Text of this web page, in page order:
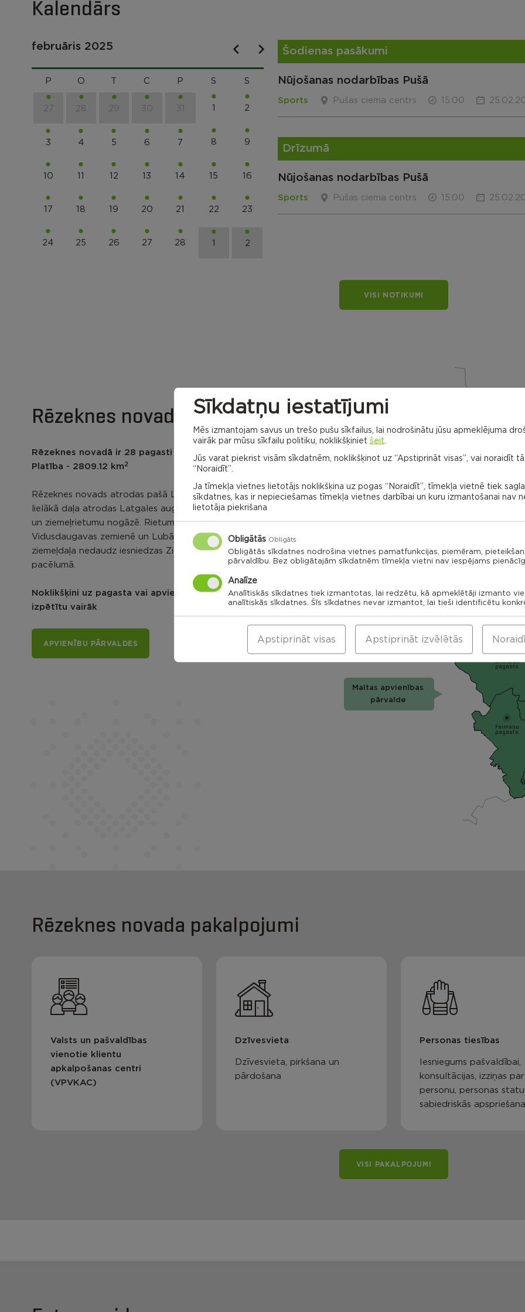
Kalendārs
februāris 2025
P O C P S S
27 28 29 30 31 1 2
3 4 5 6 7 8 9
10 11 12 13 14 15 16
17 18 19 20 21 22 23
24 25 26 27 28 1 2
Šodienas pasākumi
Nūjošanas nodarbības Pušā
Sports Pušas ciema centrs 15:00
Drīzumā
Nūjošanas nodarbības Pušā
Sports Pušas ciema centrs 15:00
VISI NOTIKUMI
Rēzeknes novada karte
Rēzeknes novadā ir 28 pagasti un Viļānu pilsēta
Platība - 2809.12 km2
Rēzeknes novads atrodas pašā Latgales vidū. Tā
lielākā daļa atrodas Latgales augstienē, tās ziemeļu
un ziemeļrietumu nogāzē. Rietumdaļa –
Vidusdaugavas zemienē un Lubāna līdzenumā, bet
ziemeļdaļa nedaudz iesniedzas Ziemeļlatgales
pacēlumā.
Noklikšķini uz pagasta vai apvienības kartes, lai
izpētītu vairāk
APVIENĪBU PĀRVALDES
Dricānu apvienības
Maltas apvienības
pārvalde
pārvalde
pagasts
Gaigalavas
Silmalas
pagasts
Feimaņu
pagasts
Sokolku
Viļānu
Rēzeknes novada pakalpojumi
Valsts un pašvaldības
vienotie klientu
apkalpošanas centri
(VPVKAC)
Dzīvesvieta
Dzīvesvieta, pirkšana un
pārdošana
Personas tiesības
Iesniegums pašvaldībai,
konsultācijas, izziņas par
personu, personas
sabiedriskās
VISI PAKALPOJUMI
Sīkdatņu iestatījumi
Mēs izmantojam savus un trešo pušu sīkfailus, lai nodrošinātu jūsu apmeklējuma
vairāk par mūsu sīkfailu politiku, noklikšķiniet šeit
Jūs varat piekrist visām sīkdatnēm, noklikšķinot uz “Apstiprināt visas”, vai noraidīt
“Noraidīt”.
Ja tīmekļa vietnes lietotājs noklikšķina uz pogas “Noraidīt”, tīmekļa vietnē tiek
sīkdatnes, kas ir nepieciešamas tīmekļa vietnes darbībai un kuru izmantošanai nav
lietotāja piekrišana
Obligātās Obligāts
Obligātās sīkdatnes nodrošina vietnes pamatfunkcijas, piemēram,
pārvaldību. Bez obligātajām sīkdatnēm tīmekļa vietni nav iespējams
Analīze
Analītiskās sīkdatnes tiek izmantotas, lai redzētu, kā apmeklētāji izmanto
analītiskās sīkdatnes. Šīs sīkdatnes nevar izmantot, lai tieši identificētu
Apstiprināt izvēlētās
Apstiprināt visas